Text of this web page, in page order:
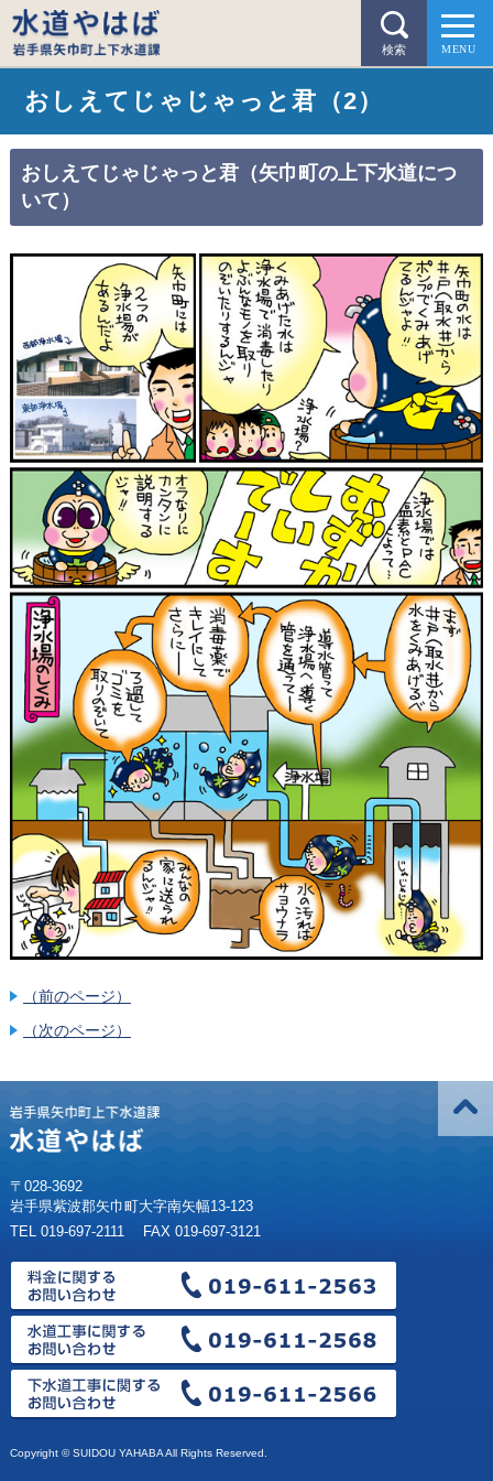
検索
おしえてじゃじゃっと君（2）
おしえてじゃじゃっと君（矢巾町の上下水道につ
いて）
（前のページ）
（次のページ）
〒028-3692
岩手県紫波郡矢巾町大字南矢幅13-123
TEL 019-697-2111 FAX 019-697-3121
Copyright © SUIDOU YAHABA All Rights Reserved.